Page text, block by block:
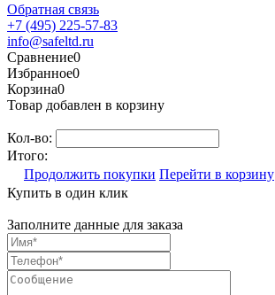
Обратная связь
+7 (495) 225-57-83
info@safeltd.ru
Сравнение0
Избранное0
Корзина0
Товар добавлен в корзину
Кол-во:
Итого:
Продолжить покупки Перейти в корзину
Купить в один клик
Заполните данные для заказа